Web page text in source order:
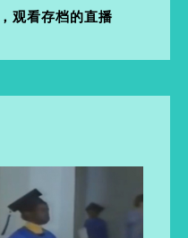
观看存档的直播